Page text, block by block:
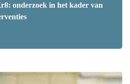
onderzoek in het kader van